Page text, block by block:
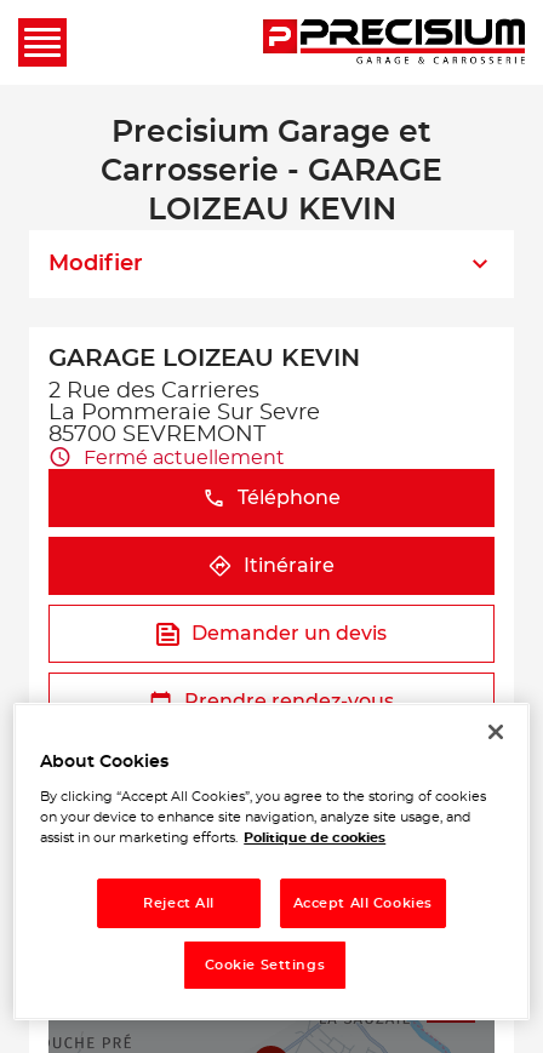
Precisium Garage et
Carrosserie - GARAGE
LOIZEAU KEVIN
Modifier
GARAGE LOIZEAU KEVIN
2 Rue des Carrieres
La Pommeraie Sur Sevre
85700 SEVREMONT
Fermé actuellement
Téléphone
Itinéraire
Demander un devis
Prendre rendez-vous
About Cookies
By clicking “Accept All Cookies”, you agree to the storing of cookies
on your device to enhance site navigation, analyze site usage, and
assist in our marketing efforts.
Politique de cookies
Reject All Accept All Cookies
Cookie Settings